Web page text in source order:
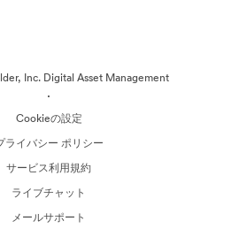
Inc. Digital Asset Management
·
Cookieの設定
ライバシー ポリシー
サービス利用規約
ライブチャット
メールサポート